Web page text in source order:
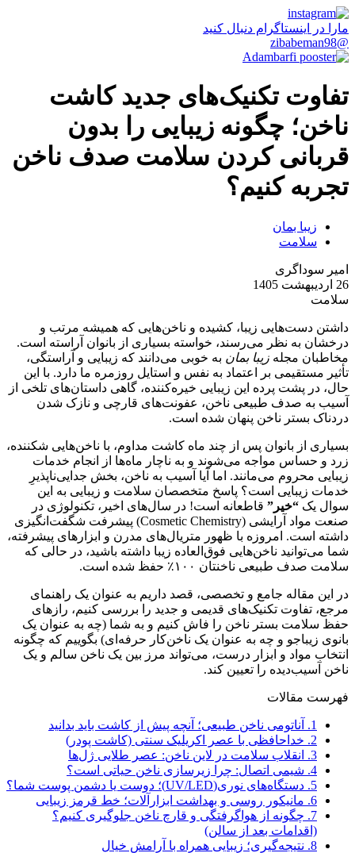
مارا در اینستاگرام دنبال کنید
@zibabeman98
تفاوت تکنیک‌های جدید کاشت
ناخن؛ چگونه زیبایی را بدون
قربانی کردن سلامت صدف ناخن
تجربه کنیم؟
زیبا بمان
سلامت
امیر سوداگری
26 اردیبهشت 1405
سلامت
داشتن دست‌هایی زیبا، کشیده و ناخن‌هایی که همیشه مرتب و
درخشان به نظر می‌رسند، خواسته بسیاری از بانوان آراسته است.
مخاطبان مجله زیبا بمان به خوبی می‌دانند که زیبایی و آراستگی،
تأثیر مستقیمی بر اعتماد به نفس و استایل روزمره ما دارد. با این
حال، در پشت پرده این زیبایی خیره‌کننده، گاهی داستان‌های تلخی از
آسیب به صدف طبیعی ناخن، عفونت‌های قارچی و نازک شدن
دردناک بستر ناخن پنهان شده است.
بسیاری از بانوان پس از چند ماه کاشت مداوم، با ناخن‌هایی شکننده،
زرد و حساس مواجه می‌شوند و به ناچار ماه‌ها از انجام خدمات
زیبایی محروم می‌مانند. اما آیا آسیب به ناخن، بخش جدایی‌ناپذیرِ
خدمات زیبایی است؟ پاسخ متخصصان سلامت و زیبایی به این
سوال یک “خیر” قاطعانه است! در سال‌های اخیر، تکنولوژی در
صنعت مواد آرایشی (Cosmetic Chemistry) پیشرفت شگفت‌انگیزی
داشته است. امروزه با ظهور متریال‌های مدرن و ابزارهای پیشرفته،
شما می‌توانید ناخن‌هایی فوق‌العاده زیبا داشته باشید، در حالی که
سلامت صدف طبیعی ناخنتان ۱۰۰٪ حفظ شده است.
در این مقاله جامع و تخصصی، قصد داریم به عنوان یک راهنمای
مرجع، تفاوت تکنیک‌های قدیمی و جدید را بررسی کنیم، رازهای
حفظ سلامت بستر ناخن را فاش کنیم و به شما (چه به عنوان یک
بانوی زیباجو و چه به عنوان یک ناخن‌کار حرفه‌ای) بگوییم که چگونه
انتخاب مواد و ابزار درست، می‌تواند مرز بین یک ناخن سالم و یک
ناخن آسیب‌دیده را تعیین کند.
فهرست مقالات
1.
آناتومی ناخن طبیعی؛ آنچه پیش از کاشت باید بدانید
2. خداحافظی با عصر اکریلیک سنتی (کاشت پودر)
3.
انقلاب سلامت در لاین ناخن: عصر طلایی ژل‌ها
4. شیمی اتصال: چرا زیرسازی ناخن حیاتی است؟
5. دستگاه‌های نوری(UV/LED)؛ دوست یا دشمن پوست شما؟
6. مانیکور روسی و بهداشت ابزارآلات؛ خط قرمز زیبایی
7. چگونه از هواگرفتگی و قارچ ناخن جلوگیری کنیم؟
(اقدامات بعد از سالن)
8. نتیجه‌گیری؛ زیبایی همراه با آرامش خیال